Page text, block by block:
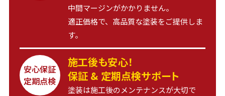
中間マージンがかかりません。
適正価格で、高品質な塗装をご提供しま
す。
安心保証
定期点検
施工後も安心！
保証 & 定期点検サポート
塗装は施工後のメンテナンスが大切で